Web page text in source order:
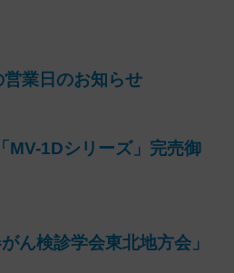
業日のお知らせ
MV-1Dシリーズ」完売御
ん検診学会東北地方会」